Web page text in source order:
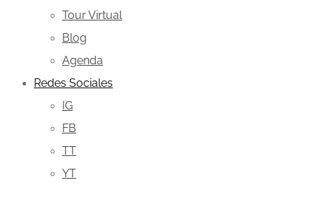
Tour Virtual
Blog
Agenda
Redes Sociales
IG
FB
TT
YT